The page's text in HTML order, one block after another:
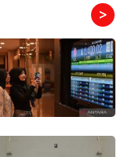
>